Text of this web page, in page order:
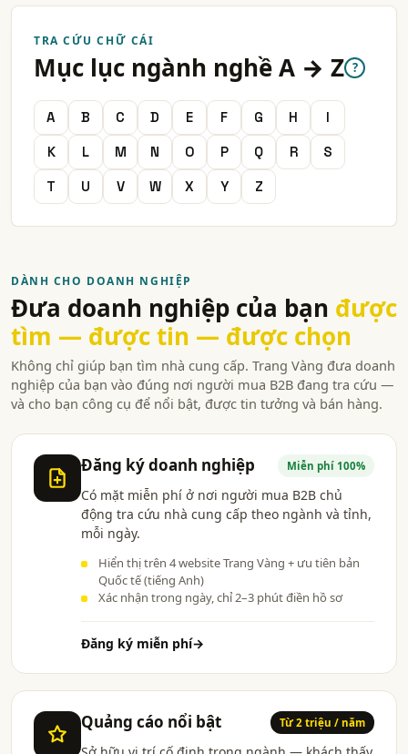
TRA CỨU CHỮ CÁI
Mục lục ngành nghề A → Z ?
A B C D E F G H
I
K
L M N O P Q R
S
T
U V W X Y Z
DÀNH CHO DOANH NGHIỆP
Đưa doanh nghiệp của bạn được
tìm — được tin — được chọn
Không chỉ giúp bạn tìm nhà cung cấp. Trang Vàng đưa doanh
nghiệp của bạn vào đúng nơi người mua B2B đang tra cứu —
và cho bạn công cụ để nổi bật, được tin tưởng và bán hàng.
Đăng ký doanh nghiệp Miễn phí 100%
Có mặt miễn phí ở nơi người mua B2B chủ
động tra cứu nhà cung cấp theo ngành và tỉnh,
mỗi ngày.
Hiển thị trên 4 website Trang Vàng + ưu tiên bản
Quốc tế (tiếng Anh)
Xác nhận trong ngày, chỉ 2–3 phút điền hồ sơ
Đăng ký miễn phí→
Quảng cáo nổi bật Từ 2 triệu / năm